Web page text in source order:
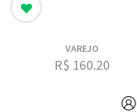
VAREJO
R$ 160.20